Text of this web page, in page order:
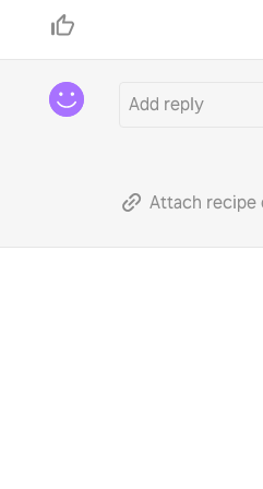
Attach recipe